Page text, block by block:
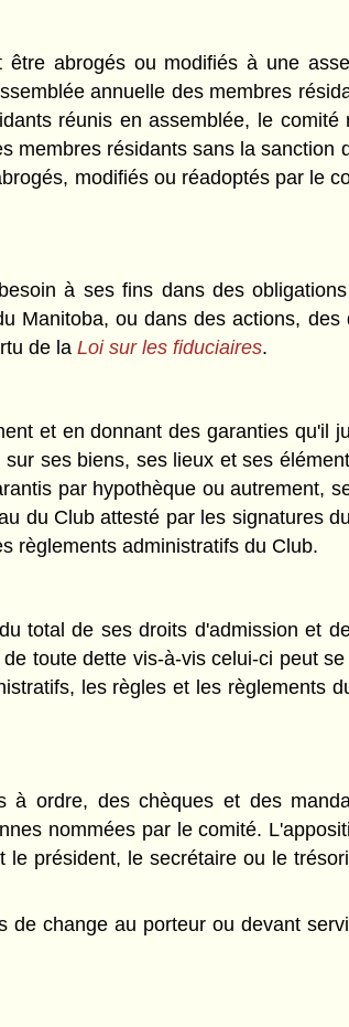
abrogés ou modifiés à une
annuelle des membres
réunis en assemblée, le comité
membres résidants sans la sanction
modifiés ou réadoptés par le
à ses fins dans des
Manitoba, ou dans des actions, des
de laLoi sur les fiduciaires.
et en donnant des garanties qu'il
ses biens, ses lieux et ses
par hypothèque ou autrement,
du Club attesté par les signatures
règlements administratifs du Club.
total de ses droits d'admission et
toute dette vis-à-vis celui-ci peut
les règles et les règlements
ordre, des chèques et des
nommées par le comité.
président, le secrétaire ou le
change au porteur ou devant